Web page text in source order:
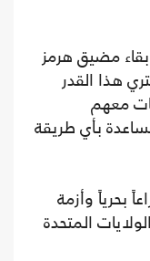
مضيق هرمز
هذا القدر
معهم
بأي طريقة
بحرياً وأزمة
المتحدة